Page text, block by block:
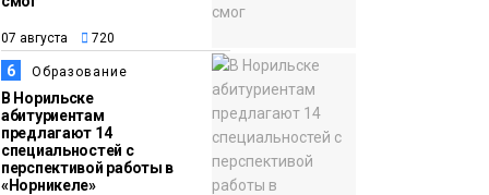
07 августа 720
6 Образование
В Норильске
абитуриентам
предлагают 14
специальностей с
перспективой работы в
«Норникеле»